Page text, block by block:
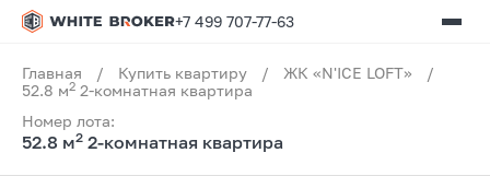
+7 499 707-77-63
Главная / Купить квартиру / ЖК «N'ICE LOFT»
/
52.8 м2 2-комнатная квартира
Номер лота:
52.8 м2 2-комнатная квартира